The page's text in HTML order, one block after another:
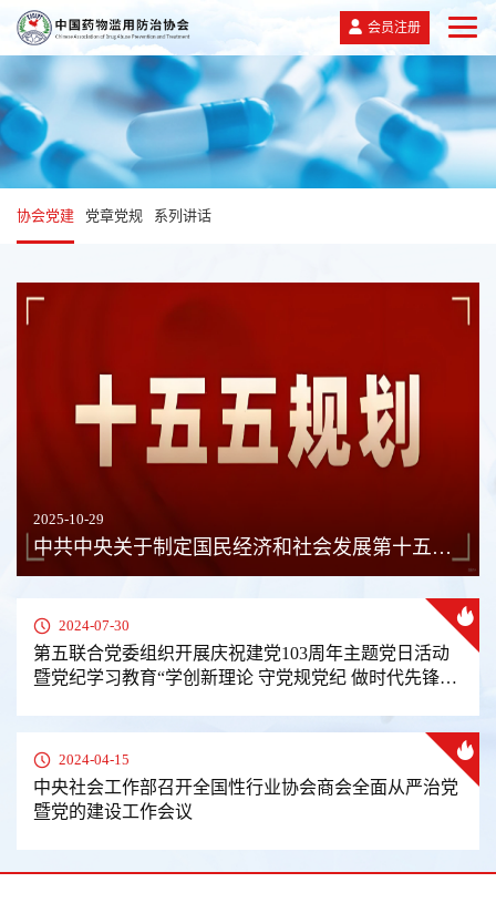
会员注册
协会党建 党章党规 系列讲话
2025-10-29
中共中央关于制定国民经济和社会发展第十五个五年规划的建议
2024-07-30
第五联合党委组织开展庆祝建党103周年主题党日活动
暨党纪学习教育“学创新理论 守党规党纪 做时代先锋”
2024-04-15
中央社会工作部召开全国性行业协会商会全面从严治党
暨党的建设工作会议